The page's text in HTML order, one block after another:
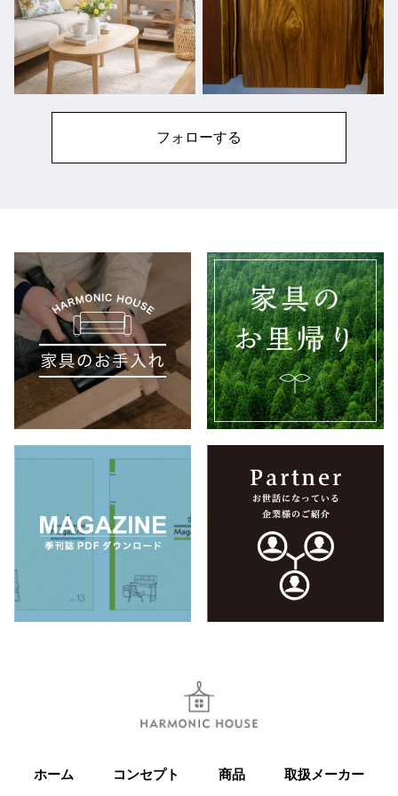
フォローする
ホーム コンセプト 商品 取扱メーカー